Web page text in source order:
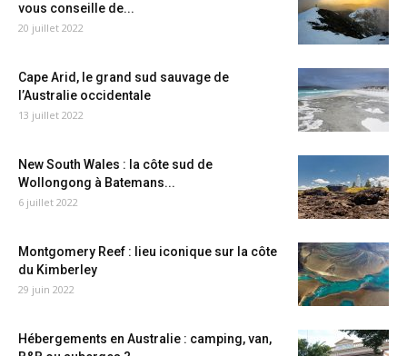
vous conseille de...
20 juillet 2022
Cape Arid, le grand sud sauvage de
l’Australie occidentale
13 juillet 2022
New South Wales : la côte sud de
Wollongong à Batemans...
6 juillet 2022
Montgomery Reef : lieu iconique sur la côte
du Kimberley
29 juin 2022
Hébergements en Australie : camping, van,